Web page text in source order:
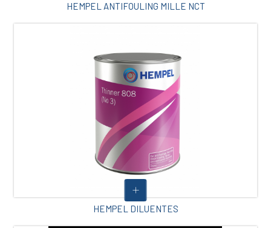
HEMPEL ANTIFOULING MILLE NCT
HEMPEL DILUENTES